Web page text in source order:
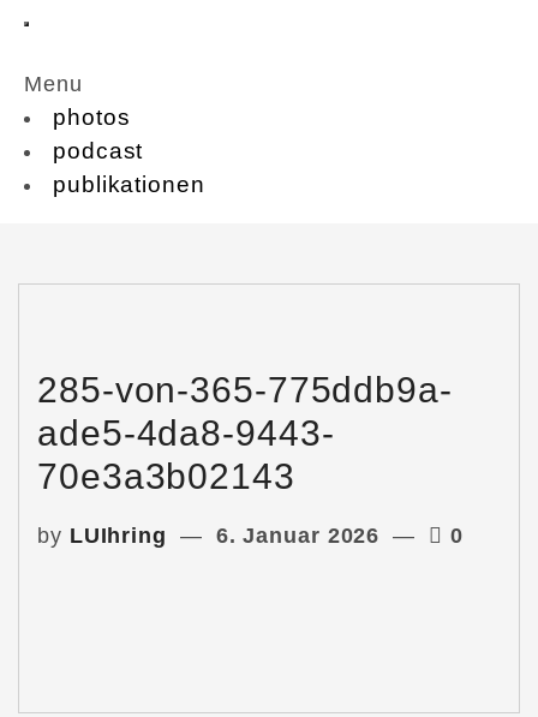
Menu
photos
podcast
publikationen
285-von-365-775ddb9a-
ade5-4da8-9443-
70e3a3b02143
by LUIhring 6. Januar 2026 0